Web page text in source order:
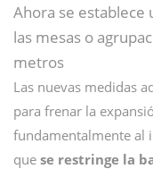
Ahora se establece
las mesas o
metros
Las nuevas medidas
para frenar la
fundamentalmente al
que se restringe la